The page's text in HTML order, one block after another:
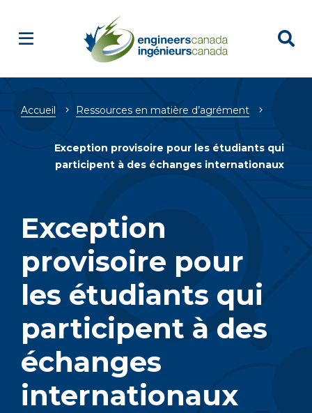
Fil
Accueil Ressources en matière d’agrément
Exception provisoire pour les étudiants qui
participent à des échanges internationaux
Exception
provisoire pour
les étudiants qui
participent à des
échanges
internationaux